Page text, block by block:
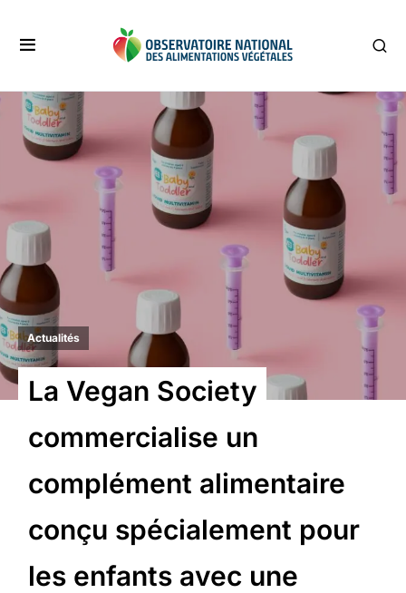
Actualités
La Vegan Society
commercialise un
complément alimentaire
conçu spécialement pour
les enfants avec une